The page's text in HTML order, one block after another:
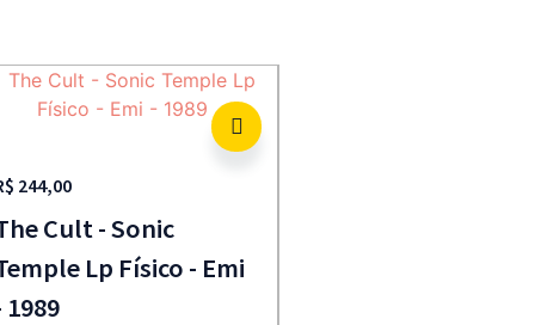
244,00
Cult - Sonic
Lp Físico - Emi
1989